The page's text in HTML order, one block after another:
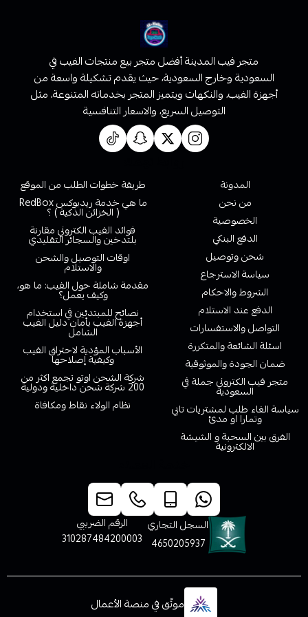
متجر فيب المدينة أفضل متجر بيع منتجات الفيب في
السعودية وخارج السعودية، حيث يقدم تشكيلة واسعة من
أجهزة الفيب، والنكهات ويتميز المتجر بخدماته المتنوعة، مثل
التوصيل السريع، والاسعار التنافسية
المدونة
من نحن
الخصوصية
الدفع البنكي
شحن وتوصيل
سياسة الاسترجاع
الشروط والاحكام
الدفع عند الاستلام
التواصل والاستفسارات
اسئلة الشائعة والمتكررة
ضمان الجودة والموثوقية
متجر فيب الكتروني جملة في
السعودية
سياسة الغاء طلب لمشتريات تابي
وتمارا او مدئ
الفرق بين السحبة و الشيشة
الالكترونية
طريقة خطوات الطلب من الموقع
ما هي خدمة ريدبوكس RedBox
( الخزائن الذكية ) ؟
فوائد الفيب الكتروني مقارنة
بلتدخين والسجائر التقليدي
اوقات التوصيل والشحن
والاستلام
مقدمة شاملة حول الفيب: ما هو،
وكيف يعمل؟
نصائح للمبتدئين في استخدام
أجهزة الفيب بأمان دليل الفيب
الشامل
الأسباب المؤدية لاحتراق الفيب
وكيفية إصلاحها
شركة الشحن اوتو تجمع اكثر من
200 شركة شحن داخلية ودولية
نظام الولاء نقاط ومكافاة
السجل التجاري
4650205937
الرقم الضريبي
310287484200003
موثّق في منصة الأعمال